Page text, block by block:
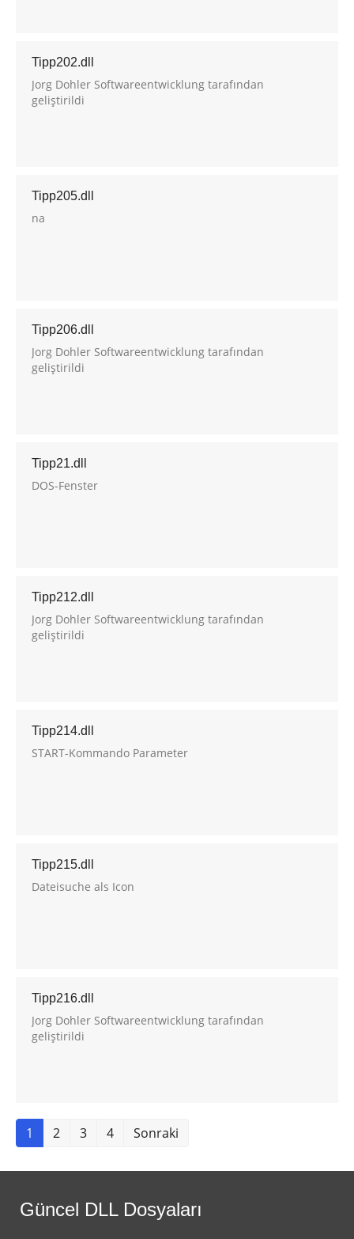
Tipp202.dll
Jorg Dohler Softwareentwicklung tarafından
geliştirildi
Tipp205.dll
na
Tipp206.dll
Jorg Dohler Softwareentwicklung tarafından
geliştirildi
Tipp21.dll
DOS-Fenster
Tipp212.dll
Jorg Dohler Softwareentwicklung tarafından
geliştirildi
Tipp214.dll
START-Kommando Parameter
Tipp215.dll
Dateisuche als Icon
Tipp216.dll
Jorg Dohler Softwareentwicklung tarafından
geliştirildi
1 2 3 4 Sonraki
Güncel DLL Dosyaları